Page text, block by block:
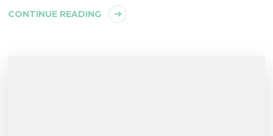
CONTINUE READING